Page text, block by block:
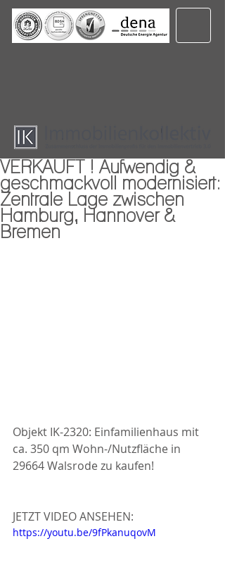
VERKAUFT ! Aufwendig &
geschmackvoll modernisiert:
Zentrale Lage zwischen
Hamburg, Hannover &
Bremen
Objekt IK-2320: Einfamilienhaus mit
ca. 350 qm Wohn-/Nutzfläche in
29664 Walsrode zu kaufen!
JETZT VIDEO ANSEHEN:
https://youtu.be/9fPkanuqovM